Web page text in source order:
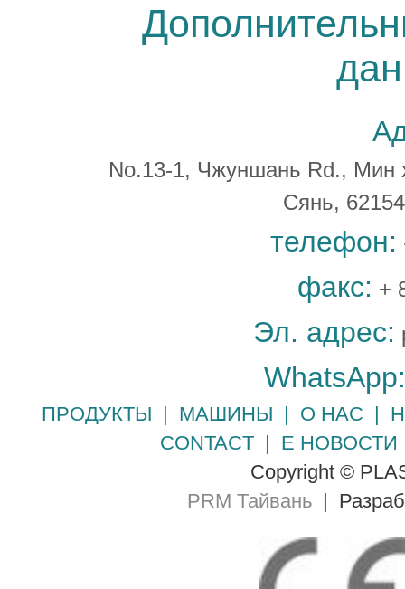
No.13-1, Чжуншань Rd., Мин
Сянь,
телефон:
факс: +
Эл. адрес:
WhatsApp:
ПРОДУКТЫ | МАШИНЫ | О НАС |
CONTACT| Е НОВОСТИ
Copyright ©
PRM Тайвань |